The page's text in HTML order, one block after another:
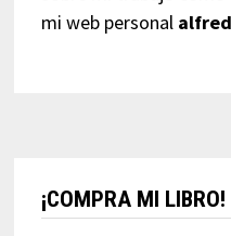
mi web personal
¡COMPRA MI LIBRO!